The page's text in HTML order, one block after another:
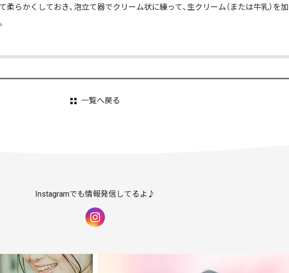
らかくしておき、泡立て器でクリーム状に練って、生クリーム（または牛乳）を加
一覧へ戻る
Instagramでも情報発信してるよ♪